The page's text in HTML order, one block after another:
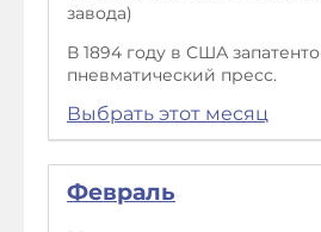
завода)
В 1894 году в США
пневматический пресс.
Выбрать этот месяц
Февраль